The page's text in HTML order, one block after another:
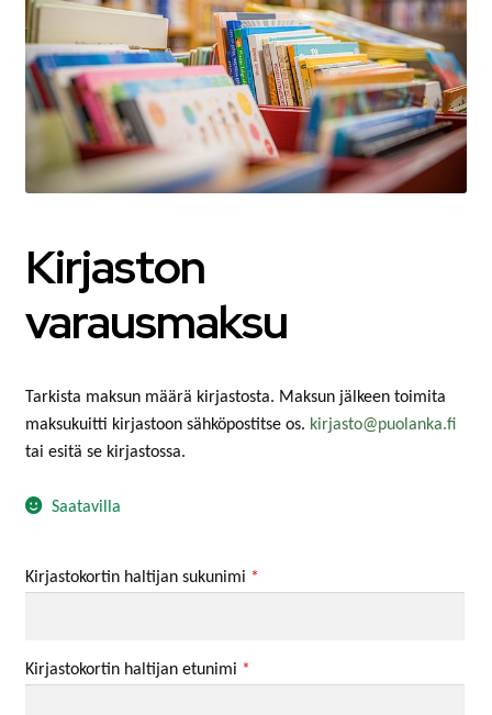
KANSALAISOPISTO
KIRJASTO
MATKAMUISTOT
VUOKRATTAVAT TILAT JA LAITTEET
AUTOPAIKAT
TOIMISTO- JA VIRANOMAISPALVELUT
TONTIT
Kirjaston
varausmaksu
Tarkista maksun määrä kirjastosta. Maksun jälkeen toimita
maksukuitti kirjastoon sähköpostitse os. kirjasto@puolanka.fi
tai esitä se kirjastossa.
Saatavilla
Kirjastokortin haltijan sukunimi *
Kirjastokortin haltijan etunimi *